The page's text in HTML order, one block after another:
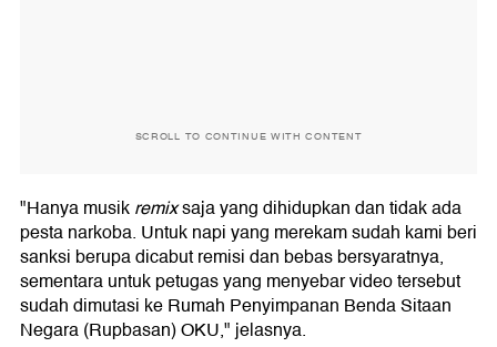
SCROLL TO CONTINUE WITH CONTENT
"Hanya musikremixsaja yang dihidupkan dan tidak ada
pesta narkoba. Untuk napi yang merekam sudah kami beri
sanksi berupa dicabut remisi dan bebas bersyaratnya,
sementara untuk petugas yang menyebar video tersebut
sudah dimutasi ke Rumah Penyimpanan Benda Sitaan
Negara (Rupbasan) OKU," jelasnya.